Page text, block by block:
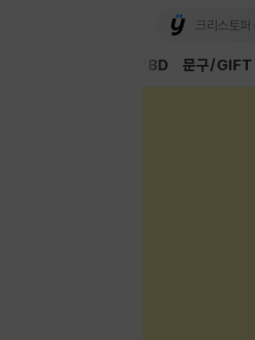
DVD/BD 문구/GIFT